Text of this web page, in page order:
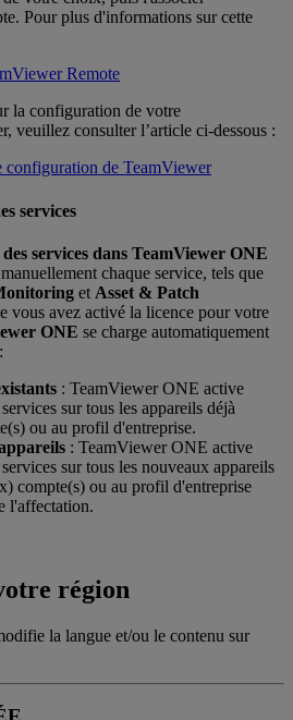
Pour plus d'informations sur cette
Remote
la configuration de votre
veuillez consulter l’article ci-dessous :
configuration de TeamViewer
services
services dans TeamViewer ONE
chaque service, tels que
et Asset & Patch
vous avez activé la licence pour votre
ONE se charge automatiquement
: TeamViewer ONE active
sur tous les appareils déjà
ou au profil d'entreprise.
: TeamViewer ONE active
sur tous les nouveaux appareils
compte(s) ou au profil d'entreprise
l'affectation.
région
la langue et/ou le contenu sur